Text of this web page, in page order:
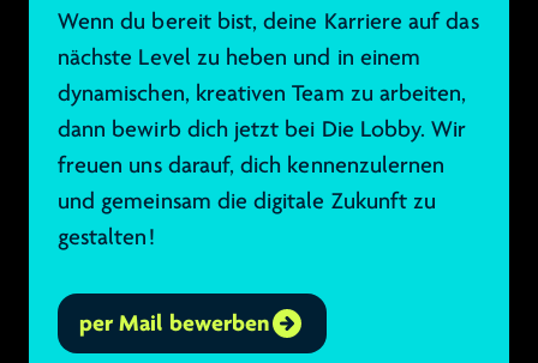
Wenn du bereit bist, deine Karriere auf das
nächste Level zu heben und in einem
dynamischen, kreativen Team zu arbeiten,
dann bewirb dich jetzt bei Die Lobby. Wir
freuen uns darauf, dich kennenzulernen
und gemeinsam die digitale Zukunft zu
gestalten!
per Mail bewerben